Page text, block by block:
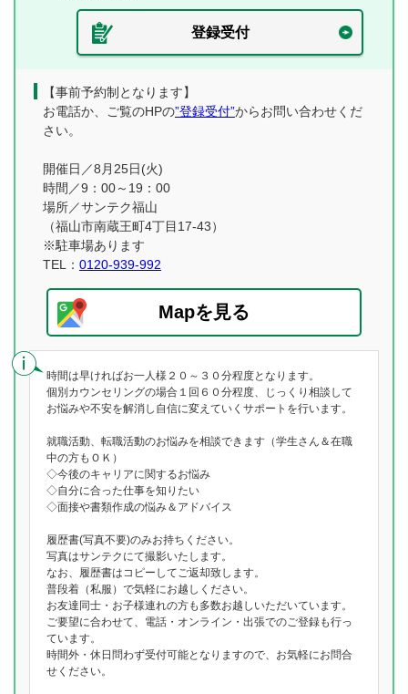
登録受付
【事前予約制となります】
お電話か、ご覧のHPの”登録受付”からお問い合わせくだ
さい。
開催日／8月25日(火)
時間／9：00～19：00
場所／サンテク福山
（福山市南蔵王町4丁目17-43）
※駐車場あります
TEL： 0120-939-992
Mapを見る
時間は早ければお一人様２０～３０分程度となります。
個別カウンセリングの場合１回６０分程度、じっくり相談して
お悩みや不安を解消し自信に変えていくサポートを行います。
就職活動、転職活動のお悩みを相談できます（学生さん＆在職
中の方もＯＫ）
◇今後のキャリアに関するお悩み
◇自分に合った仕事を知りたい
◇面接や書類作成の悩み＆アドバイス
履歴書(写真不要)のみお持ちください。
写真はサンテクにて撮影いたします。
なお、履歴書はコピーしてご返却致します。
普段着（私服）で気軽にお越しください。
お友達同士・お子様連れの方も多数お越しいただいています。
ご要望に合わせて、電話・オンライン・出張でのご登録も行っ
ています。
時間外・休日問わず受付可能となりますので、お気軽にお問合
せください。